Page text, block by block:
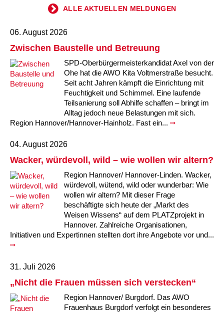
ALLE AKTUELLEN MELDUNGEN
06. August 2026
Zwischen Baustelle und Betreuung
SPD-Oberbürgermeisterkandidat Axel von der
Ohe hat die AWO Kita Voltmerstraße besucht.
Seit acht Jahren kämpft die Einrichtung mit
Feuchtigkeit und Schimmel. Eine laufende
Teilsanierung soll Abhilfe schaffen – bringt im
Alltag jedoch neue Belastungen mit sich.
Region Hannover/Hannover-Hainholz. Fast ein...
04. August 2026
Wacker, würdevoll, wild – wie wollen wir altern?
Region Hannover/ Hannover-Linden. Wacker,
würdevoll, wütend, wild oder wunderbar: Wie
wollen wir altern? Mit dieser Frage
beschäftigte sich heute der „Markt des
Weisen Wissens“ auf dem PLATZprojekt in
Hannover. Zahlreiche Organisationen,
Initiativen und Expertinnen stellten dort ihre Angebote vor und...
31. Juli 2026
„Nicht die Frauen müssen sich verstecken“
Region Hannover/ Burgdorf. Das AWO
Frauenhaus Burgdorf verfolgt ein besonderes